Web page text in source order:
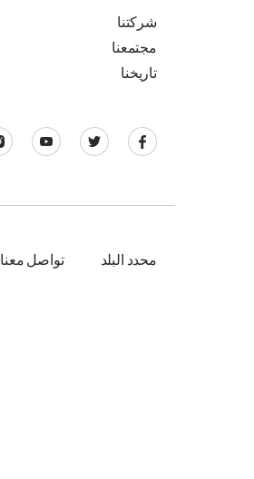
شركتنا
مجتمعنا
تاريخنا
محدد البلد تواصل معنا